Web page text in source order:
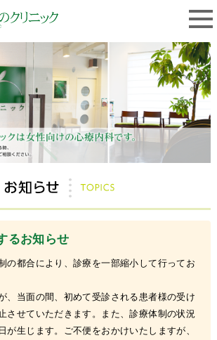
るお知らせ
の都合により、診療を一部縮小して行ってお
、当面の間、初めて受診される患者様の受け
させていただきます。また、診療体制の状況
が生じます。 ご不便をおかけいたしますが、